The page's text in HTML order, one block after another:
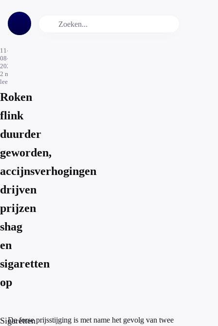
11-
08-
2020
2 min.
leestijd
Roken
flink
duurder
geworden,
accijnsverhogingen
drijven
prijzen
shag
en
sigaretten
op
Sigaretten
De forse prijsstijging is met name het gevolg van twee